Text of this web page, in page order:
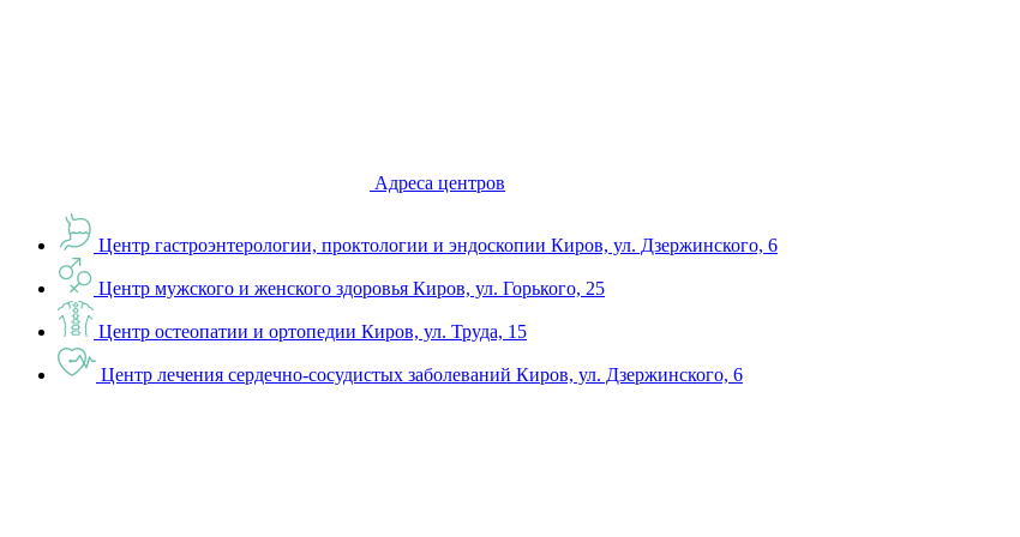
Адреса центров
Центр гастроэнтерологии, проктологии и эндоскопии Киров, ул. Дзержинского, 6
Центр мужского и женского здоровья Киров, ул. Горького, 25
Центр остеопатии и ортопедии Киров, ул. Труда, 15
Центр лечения сердечно-сосудистых заболеваний Киров, ул. Дзержинского, 6